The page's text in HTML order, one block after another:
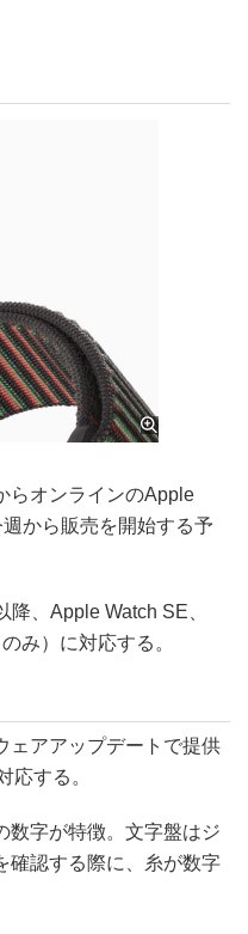
らオンラインのApple
から販売を開始する予
、Apple Watch SE、
み）に対応する。
アアップデートで提供
応する。
字が特徴。文字盤はジ
確認する際に、糸が数字